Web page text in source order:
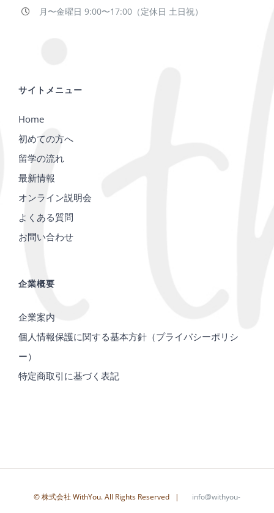
月〜金曜日 9:00〜17:00（定休日 土日祝）
サイトメニュー
Home
初めての方へ
留学の流れ
最新情報
オンライン説明会
よくある質問
お問い合わせ
企業概要
企業案内
個人情報保護に関する基本方針（プライバシーポリシ
ー）
特定商取引に基づく表記
© 株式会社 WithYou. All Rights Reserved | info@withyou-